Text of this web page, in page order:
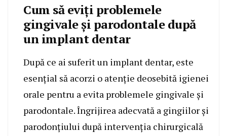
Cum să eviți problemele
gingivale și parodontale după
un implant dentar
După ce ai suferit un implant dentar, este
esențial să acorzi o atenție deosebită igienei
orale pentru a evita problemele gingivale și
parodontale. Îngrijirea adecvată a gingiilor și
parodonțiului după intervenția chirurgicală